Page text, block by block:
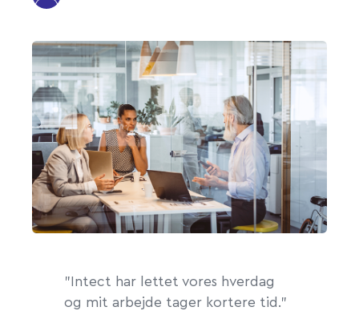
”Intect har lettet vores hverdag
og mit arbejde tager kortere tid.”